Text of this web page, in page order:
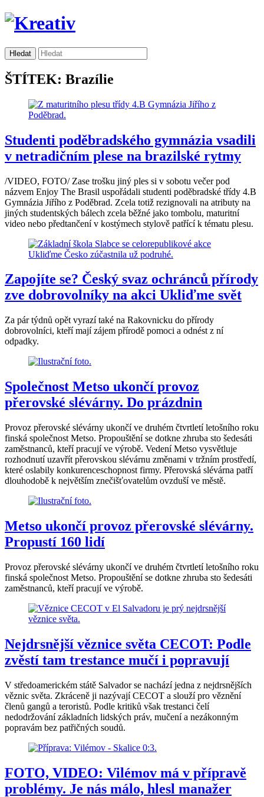
ŠTÍTEK: Brazílie
Studenti poděbradského gymnázia vsadili
v netradičním plese na brazilské rytmy
/VIDEO, FOTO/ Zase trošku jiný ples si v sobotu večer pod
názvem Enjoy The Brasil uspořádali studenti poděbradské třídy 4.B
Gymnázia Jiřího z Poděbrad. Zcela totiž rezignovali na atributy na
jiných studentských bálech zcela běžné jako tombolu, maturitní
video nebo předtančení v kostýmech stylově patřící k tématu plesu.
Zapojíte se? Český svaz ochránců přírody
zve dobrovolníky na akci Ukliďme svět
Za pár týdnů opět vyrazí také na Rakovnicku do přírody
dobrovolníci, kteří mají zájem přírodě pomoci a odnést z ní
odpadky.
Společnost Metso ukončí provoz
přerovské slévárny. Do prázdnin
Provoz přerovské slévárny ukončí ve druhém čtvrtletí letošního roku
finská společnost Metso. Propouštění se dotkne zhruba sto šedesáti
zaměstnanců, kteří pracují ve výrobě. Vedení Metso vysvětluje
rozhodnutí uzavřít přerovskou slévárnu změnami v tržním prostředí,
které oslabily konkurenceschopnost firmy. Přerovská slévárna patří
dlouhodobě k největším znečišťovatelům ovzduší ve městě.
Metso ukončí provoz přerovské slévárny.
Propustí 160 lidí
Provoz přerovské slévárny ukončí ve druhém čtvrtletí letošního roku
finská společnost Metso. Propouštění se dotkne zhruba sto šedesáti
zaměstnanců, kteří pracují ve výrobě.
Nejdrsnější věznice světa CECOT: Podle
zvěstí tam trestance mučí i popravují
V středoamerickém státě Salvador se nachází jedna z nejdrsnějších
věznic světa. Zkráceně ji nazývají CECOT a slouží pro věznění
členů gangů a teroristů. Podle kritiků však trestanci čelí
nedodržování základních lidských práv, mučení a nezákonným
popravám bez patřičných soudů.
FOTO, VIDEO: Vilémov má v přípravě
problémy. Je nás málo, hlesl manažer